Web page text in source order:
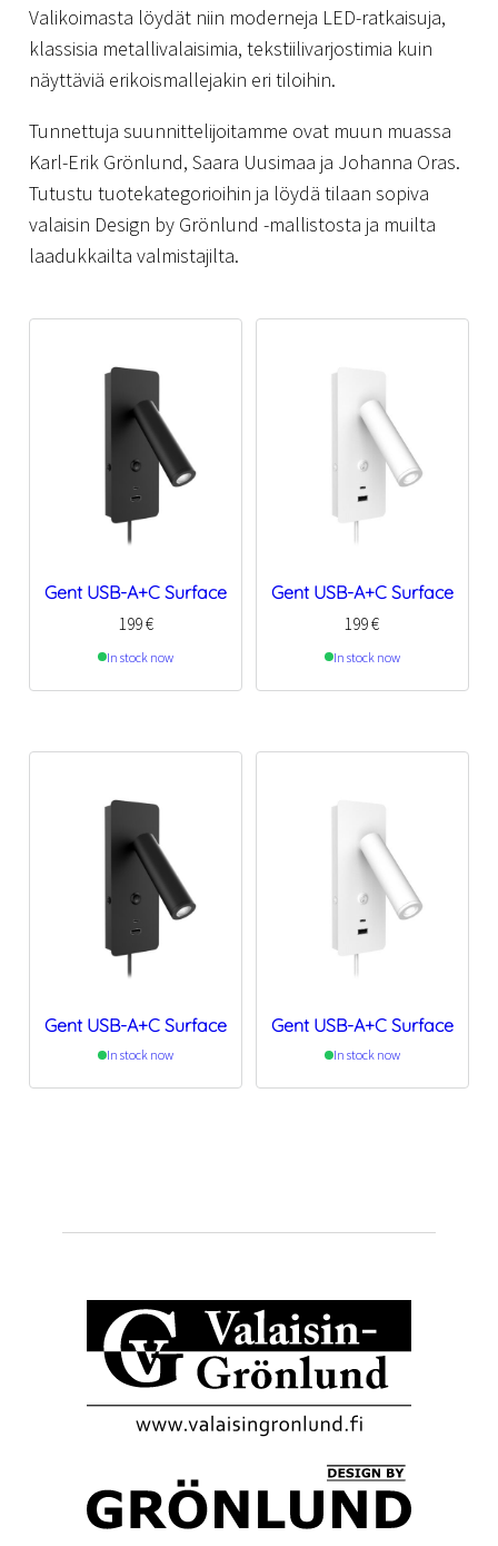
Valikoimasta löydät niin moderneja LED-ratkaisuja,
klassisia metallivalaisimia, tekstiilivarjostimia kuin
näyttäviä erikoismallejakin eri tiloihin.
Tunnettuja suunnittelijoitamme ovat muun muassa
Karl-Erik Grönlund, Saara Uusimaa ja Johanna Oras.
Tutustu tuotekategorioihin ja löydä tilaan sopiva
valaisin Design by Grönlund -mallistosta ja muilta
laadukkailta valmistajilta.
Gent USB-A+C Surface
199€
In stock now
Gent USB-A+C Surface
199€
In stock now
Gent USB-A+C Surface
In stock now
Gent USB-A+C Surface
In stock now